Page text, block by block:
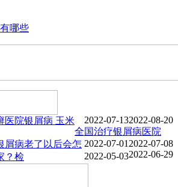
哪些
医院 2022-08-20
银屑病 玉米
2022-07-13
全国治疗银屑病医院
2022-07-08
2022-07-01
屑病老了以后会怎
2022-06-29
？检 2022-05-03